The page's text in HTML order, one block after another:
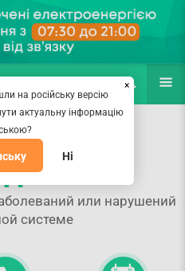
(067) 127-03-03
ПОИСК ЕЩЁ
на
или нарушений
системе
×
на російську версію
актуальну інформацію
Ні